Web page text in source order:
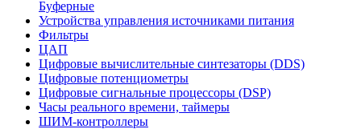
Буферные
Устройства управления источниками питания
Фильтры
ЦАП
Цифровые вычислительные синтезаторы (DDS)
Цифровые потенциометры
Цифровые сигнальные процессоры (DSP)
Часы реального времени, таймеры
ШИМ-контроллеры